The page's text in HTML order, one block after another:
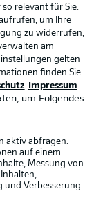
GmbH
relevant für Sie.
um Ihre
zu widerrufen,
am
gelten
finden Sie
Impressum
um Folgendes
aktiv abfragen.
auf einem
Messung von
Verbesserung